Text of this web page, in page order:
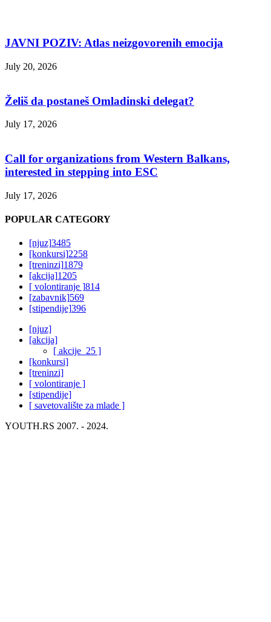
JAVNI POZIV: Atlas neizgovorenih emocija
July 20, 2026
Želiš da postaneš Omladinski delegat?
July 17, 2026
Call for organizations from Western Balkans,
interested in stepping into ESC
July 17, 2026
POPULAR CATEGORY
[njuz]3485
[konkursi]2258
[treninzi]1879
[akcija]1205
[ volontiranje ]814
[zabavnik]569
[stipendije]396
[njuz]
[akcija]
[ akcije_25 ]
[konkursi]
[treninzi]
[ volontiranje ]
[stipendije]
[ savetovalište za mlade ]
YOUTH.RS 2007. - 2024.